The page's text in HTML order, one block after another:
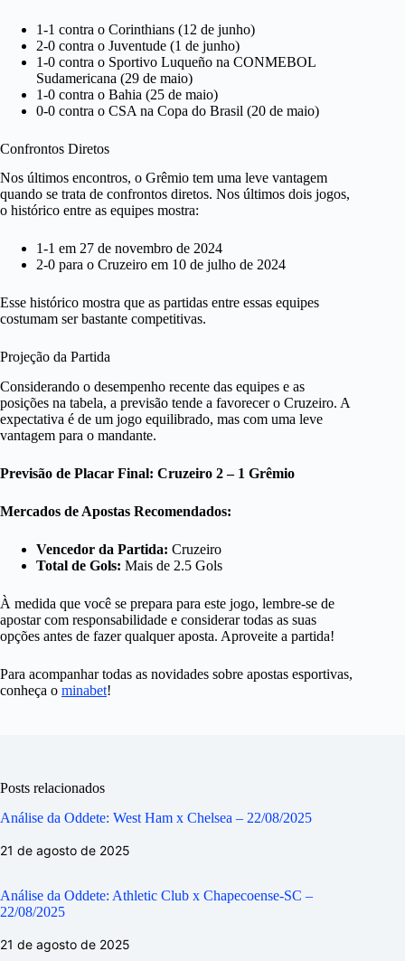
1-1 contra o Corinthians (12 de junho)
2-0 contra o Juventude (1 de junho)
1-0 contra o Sportivo Luqueño na CONMEBOL
Sudamericana (29 de maio)
1-0 contra o Bahia (25 de maio)
0-0 contra o CSA na Copa do Brasil (20 de maio)
Confrontos Diretos
Nos últimos encontros, o Grêmio tem uma leve vantagem
quando se trata de confrontos diretos. Nos últimos dois jogos,
o histórico entre as equipes mostra:
1-1 em 27 de novembro de 2024
2-0 para o Cruzeiro em 10 de julho de 2024
Esse histórico mostra que as partidas entre essas equipes
costumam ser bastante competitivas.
Projeção da Partida
Considerando o desempenho recente das equipes e as
posições na tabela, a previsão tende a favorecer o Cruzeiro. A
expectativa é de um jogo equilibrado, mas com uma leve
vantagem para o mandante.
Previsão de Placar Final: Cruzeiro 2 – 1 Grêmio
Mercados de Apostas Recomendados:
Vencedor da Partida: Cruzeiro
Total de Gols: Mais de 2.5 Gols
À medida que você se prepara para este jogo, lembre-se de
apostar com responsabilidade e considerar todas as suas
opções antes de fazer qualquer aposta. Aproveite a partida!
Para acompanhar todas as novidades sobre apostas esportivas,
conheça o minabet!
Posts relacionados
Análise da Oddete: West Ham x Chelsea – 22/08/2025
21 de agosto de 2025
Análise da Oddete: Athletic Club x Chapecoense-SC –
22/08/2025
21 de agosto de 2025